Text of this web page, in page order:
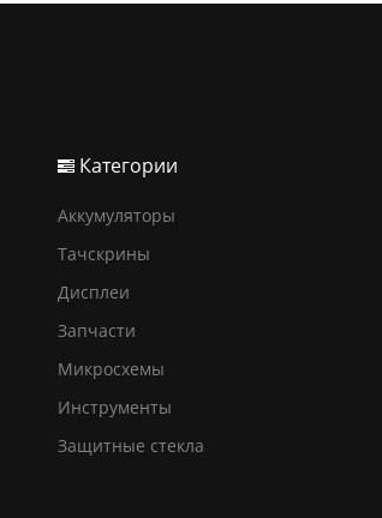
Категории
Аккумуляторы
Тачскрины
Дисплеи
Запчасти
Микросхемы
Инструменты
Защитные стекла